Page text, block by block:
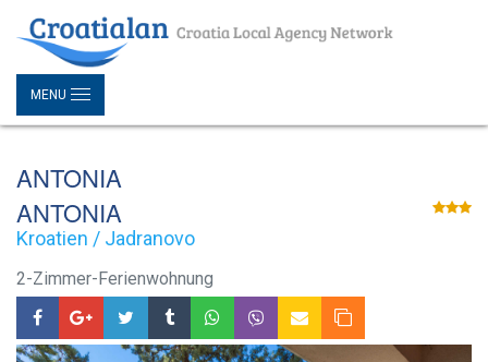
MENU
ANTONIA
ANTONIA
Kroatien / Jadranovo
2-Zimmer-Ferienwohnung